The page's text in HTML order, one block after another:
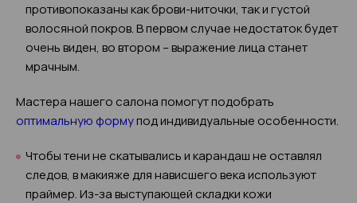
противопоказаны как брови-ниточки, так и густой
волосяной покров. В первом случае недостаток будет
очень виден, во втором – выражение лица станет
мрачным.
Мастера нашего салона помогут подобрать
оптимальную формупод индивидуальные особенности.
Чтобы тени не скатывались и карандаш не оставлял
следов, в макияже для нависшего века используют
праймер. Из-за выступающей складки кожи